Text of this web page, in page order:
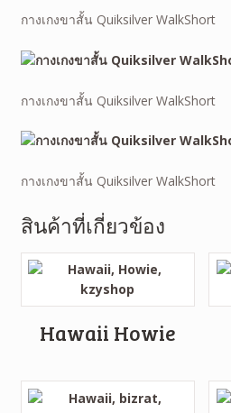
กางเกงขาสั้น Quiksilver WalkShort
กางเกงขาสั้น Quiksilver WalkShort
กางเกงขาสั้น Quiksilver WalkShort
สินค้าที่เกี่ยวข้อง
Hawaii Howie